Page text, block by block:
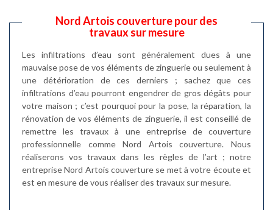
Nord Artois couverture pour des
travaux sur mesure
Les infiltrations d’eau sont généralement dues à une
mauvaise pose de vos éléments de zinguerie ou seulement à
une détérioration de ces derniers ; sachez que ces
infiltrations d’eau pourront engendrer de gros dégâts pour
votre maison ; c’est pourquoi pour la pose, la réparation, la
rénovation de vos éléments de zinguerie, il est conseillé de
remettre les travaux à une entreprise de couverture
professionnelle comme Nord Artois couverture. Nous
réaliserons vos travaux dans les règles de l’art ; notre
entreprise Nord Artois couverture se met à votre écoute et
est en mesure de vous réaliser des travaux sur mesure.